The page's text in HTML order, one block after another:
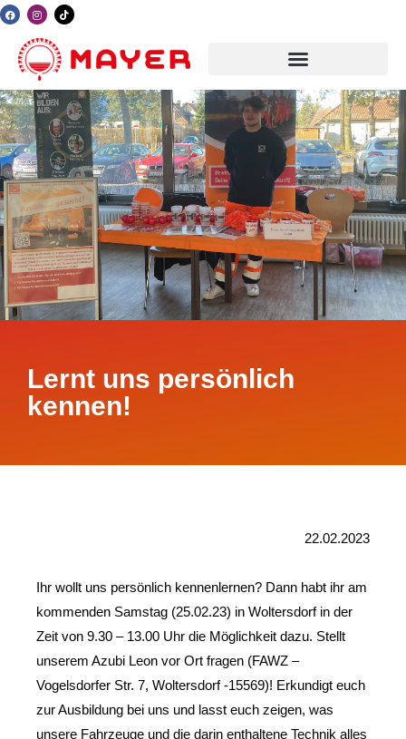
Lernt uns persönlich
kennen!
22.02.2023
Ihr wollt uns persönlich kennenlernen? Dann habt ihr am
kommenden Samstag (25.02.23) in Woltersdorf in der
Zeit von 9.30 – 13.00 Uhr die Möglichkeit dazu. Stellt
unserem Azubi Leon vor Ort fragen (FAWZ –
Vogelsdorfer Str. 7, Woltersdorf -15569)! Erkundigt euch
zur Ausbildung bei uns und lasst euch zeigen, was
unsere Fahrzeuge und die darin enthaltene Technik alles